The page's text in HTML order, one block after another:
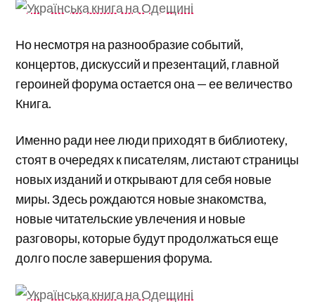
Но несмотря на разнообразие событий,
концертов, дискуссий и презентаций, главной
героиней форума остается она — ее величество
Книга.
Именно ради нее люди приходят в библиотеку,
стоят в очередях к писателям, листают страницы
новых изданий и открывают для себя новые
миры. Здесь рождаются новые знакомства,
новые читательские увлечения и новые
разговоры, которые будут продолжаться еще
долго после завершения форума.